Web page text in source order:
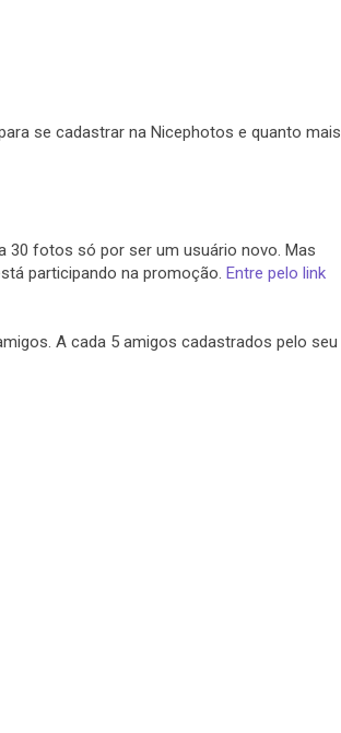
se cadastrar na Nicephotos e quanto mais
30 fotos só por ser um usuário novo. Mas
participando na promoção. Entre pelo link
A cada 5 amigos cadastrados pelo seu